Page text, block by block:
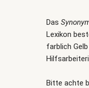
Das
Lexikon
farblich
Bitte achte